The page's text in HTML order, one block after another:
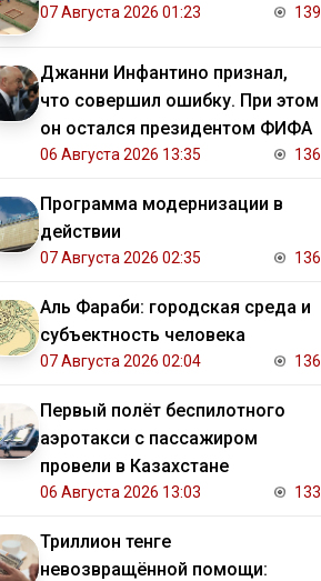
07 Августа 2026 01:23 139
Джанни Инфантино признал,
что совершил ошибку. При этом
он остался президентом ФИФА
06 Августа 2026 13:35 136
Программа модернизации в
действии
07 Августа 2026 02:35 136
Аль Фараби: городская среда и
субъектность человека
07 Августа 2026 02:04 136
Первый полёт беспилотного
аэротакси с пассажиром
провели в Казахстане
06 Августа 2026 13:03 133
Триллион тенге
невозвращённой помощи: